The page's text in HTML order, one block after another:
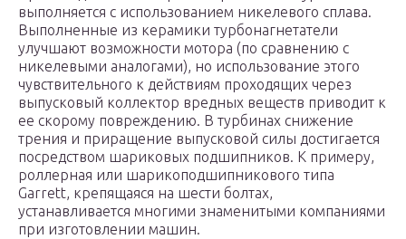
выполняется с использованием никелевого сплава.
Выполненные из керамики турбонагнетатели
улучшают возможности мотора (по сравнению с
никелевыми аналогами), но использование этого
чувствительного к действиям проходящих через
выпусковый коллектор вредных веществ приводит к
ее скорому повреждению. В турбинах снижение
трения и приращение выпусковой силы достигается
посредством шариковых подшипников. К примеру,
роллерная или шарикоподшипникового типа
Garrett, крепящаяся на шести болтах,
устанавливается многими знаменитыми компаниями
при изготовлении машин.